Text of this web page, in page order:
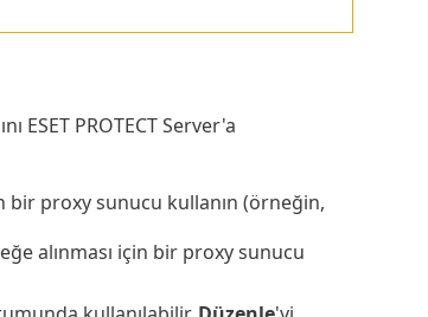
ESET PROTECT Server'a
bir proxy sunucu kullanın (örneğin,
alınması için bir proxy sunucu